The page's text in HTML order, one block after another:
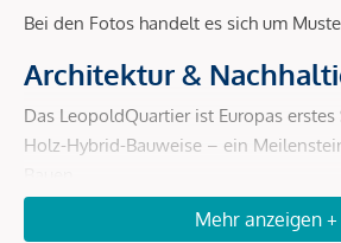
Bei den Fotos handelt es sich um
Architektur &
Das LeopoldQuartier ist Europas
Holz-Hybrid-Bauweise – ein
Holz-Hybrid-Konstruktion:bis zu
Mehr anzeigen +